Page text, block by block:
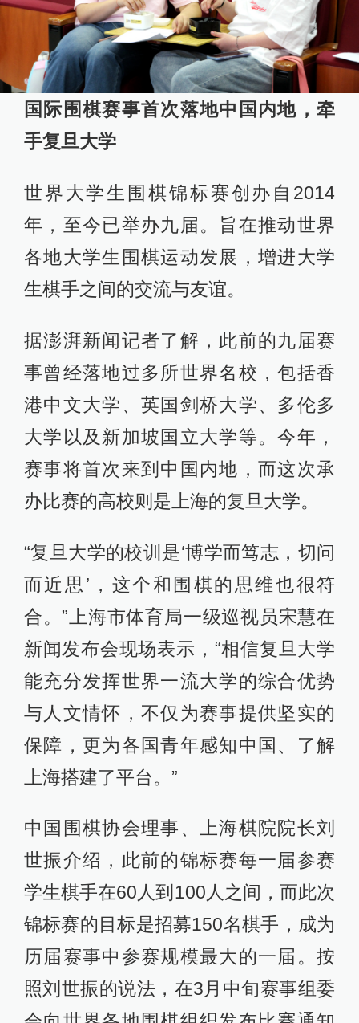
国际围棋赛事首次落地中国内地，牵
手复旦大学
世界大学生围棋锦标赛创办自2014
年，至今已举办九届。旨在推动世界
各地大学生围棋运动发展，增进大学
生棋手之间的交流与友谊。
据澎湃新闻记者了解，此前的九届赛
事曾经落地过多所世界名校，包括香
港中文大学、英国剑桥大学、多伦多
大学以及新加坡国立大学等。今年，
赛事将首次来到中国内地，而这次承
办比赛的高校则是上海的复旦大学。
“复旦大学的校训是‘博学而笃志，切问
而近思’，这个和围棋的思维也很符
合。”上海市体育局一级巡视员宋慧在
新闻发布会现场表示，“相信复旦大学
能充分发挥世界一流大学的综合优势
与人文情怀，不仅为赛事提供坚实的
保障，更为各国青年感知中国、了解
上海搭建了平台。”
中国围棋协会理事、上海棋院院长刘
世振介绍，此前的锦标赛每一届参赛
学生棋手在60人到100人之间，而此次
锦标赛的目标是招募150名棋手，成为
历届赛事中参赛规模最大的一届。按
照刘世振的说法，在3月中旬赛事组委